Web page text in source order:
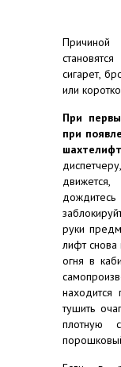
сигарет,
или
При
при
шахте
руки
лифт снова
огня в
тушить
плотную